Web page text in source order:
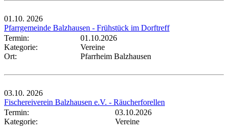
01.10. 2026
Pfarrgemeinde Balzhausen - Frühstück im Dorftreff
Termin:
01.10.2026
Kategorie:
Vereine
Ort:
Pfarrheim Balzhausen
03.10. 2026
Fischereiverein Balzhausen e.V. - Räucherforellen
Termin:
03.10.2026
Kategorie:
Vereine